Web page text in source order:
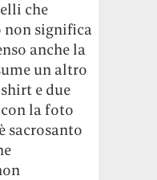
che
significa
anche la
un altro
e due
la foto
sacrosanto